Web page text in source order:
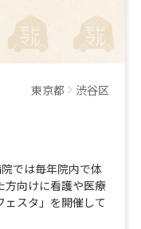
さい。
促進、多文化共
公園ならではの国際
東京都 渋谷区
では毎年院内で体
方向けに看護や医療
スタ」を開催して